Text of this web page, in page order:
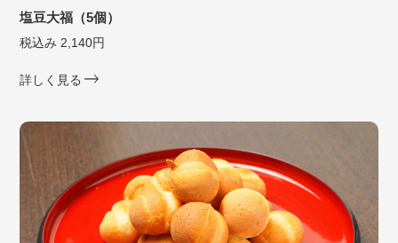
塩豆大福（5個）
税込み 2,140円
詳しく見る